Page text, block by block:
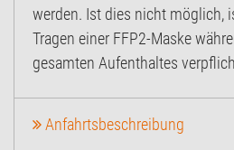
werden. Ist dies nicht möglich,
Tragen einer FFP2-Maske
gesamten Aufenthaltes
Anfahrtsbeschreibung